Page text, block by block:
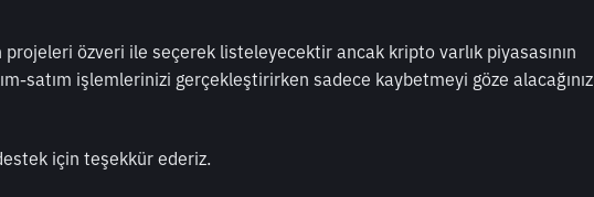
projeleri özveri ile seçerek listeleyecektir ancak kripto varlık piyasasının
satım işlemlerinizi gerçekleştirirken sadece kaybetmeyi göze alacağınız
için teşekkür ederiz.